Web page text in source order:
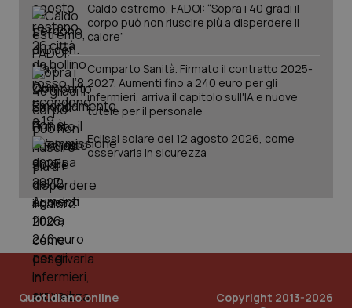
Caldo estremo, FADOI: “Sopra i 40 gradi il
corpo può non riuscire più a disperdere il
calore”
Comparto Sanità. Firmato il contratto 2025-
2027. Aumenti fino a 240 euro per gli
infermieri, arriva il capitolo sull'IA e nuove
tutele per il personale
Eclissi solare del 12 agosto 2026, come
osservarla in sicurezza
Quotidiano online
Copyright 2013-2026
PHPSESSID
PHP.net